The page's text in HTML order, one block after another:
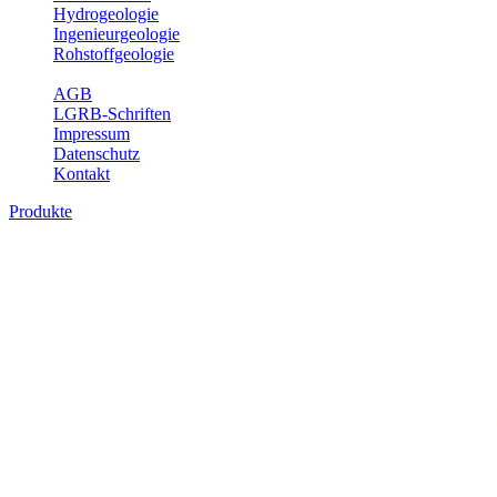
Hydrogeologie
Ingenieurgeologie
Rohstoffgeologie
AGB
LGRB-Schriften
Impressum
Datenschutz
Kontakt
Produkte